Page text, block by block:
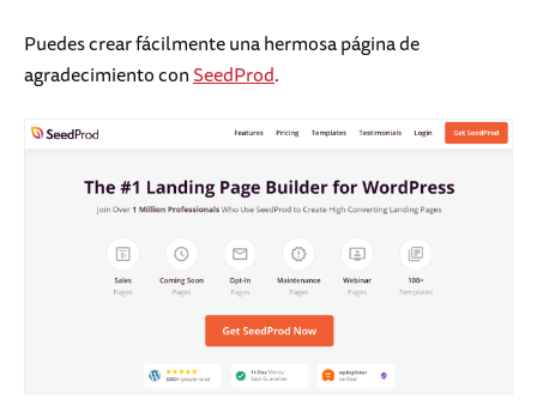
Puedes crear fácilmente una hermosa página de
agradecimiento conSeedProd.